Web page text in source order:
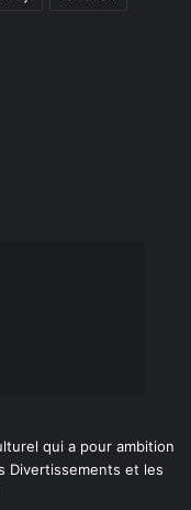
qui a pour ambition
Divertissements et les